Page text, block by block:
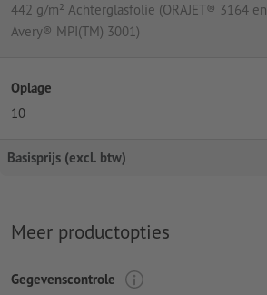
442 g/m² Achterglasfolie (ORAJET® 3164 en
Avery® MPI(TM) 3001)
Oplage
10
Basisprijs (excl. btw)
Meer productopties
Gegevenscontrole